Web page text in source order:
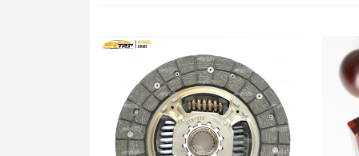
Phụ tùng ô tô TPT . Nhà cung cấp phụ tùng ô tô